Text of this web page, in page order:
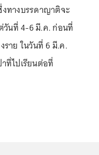
งทางบรรดาญาติจะ
วันที่ 4-6 มี.ค. ก่อนที่
ราย ในวันที่ 6 มี.ค.
ที่ไปเรียนต่อที่